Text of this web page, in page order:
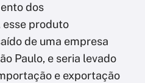
dos
esse produto
de uma empresa
Paulo, e seria levado
e exportação